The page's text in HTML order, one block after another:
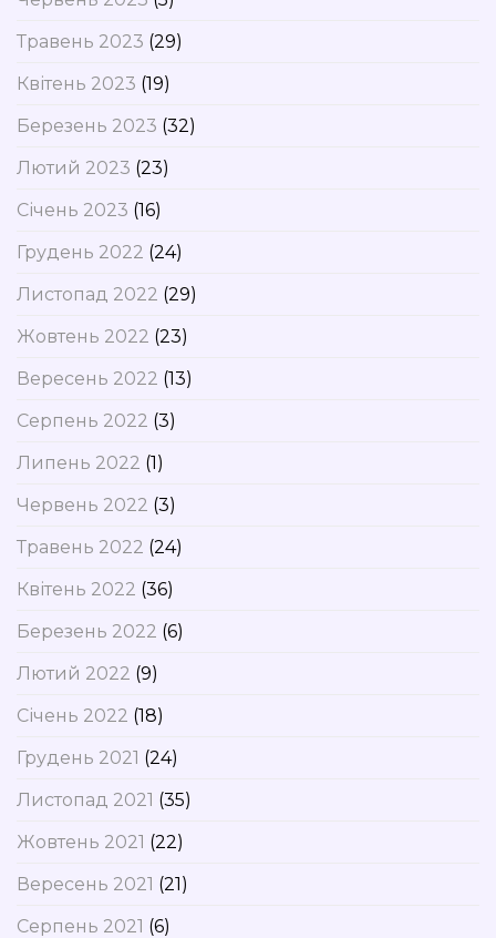
Травень 2023 (29)
Квітень 2023 (19)
Березень 2023 (32)
Лютий 2023 (23)
Січень 2023 (16)
Грудень 2022 (24)
Листопад 2022 (29)
Жовтень 2022 (23)
Вересень 2022 (13)
Серпень 2022 (3)
Липень 2022 (1)
Червень 2022 (3)
Травень 2022 (24)
Квітень 2022 (36)
Березень 2022 (6)
Лютий 2022 (9)
Січень 2022 (18)
Грудень 2021 (24)
Листопад 2021 (35)
Жовтень 2021 (22)
Вересень 2021 (21)
Серпень 2021 (6)